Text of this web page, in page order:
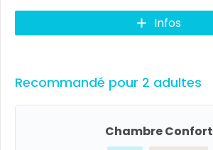
Infos
Recommandé pour 2 adultes
Chambre Confort